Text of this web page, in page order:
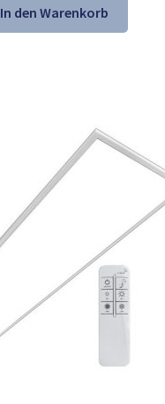
war:
159,99 €
ist:
114,99 €.
In den Warenkorb